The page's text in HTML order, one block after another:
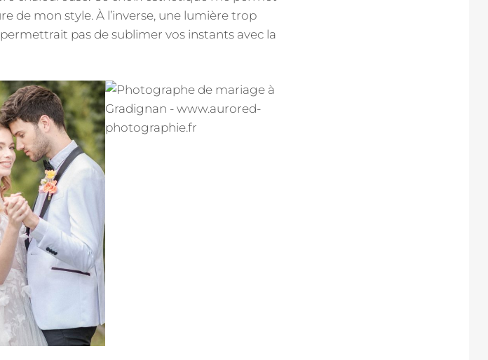
de mon style. À l’inverse, une lumière trop
pas de sublimer vos instants avec la